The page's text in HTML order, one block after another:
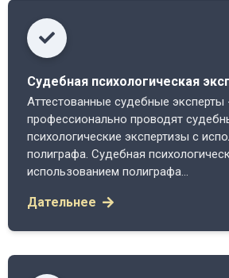
Судебная психологическая
Аттестованные судебные
профессионально проводят
психологические экспертизы с
полиграфа. Судебная
использованием полиграфа...
Дательнее